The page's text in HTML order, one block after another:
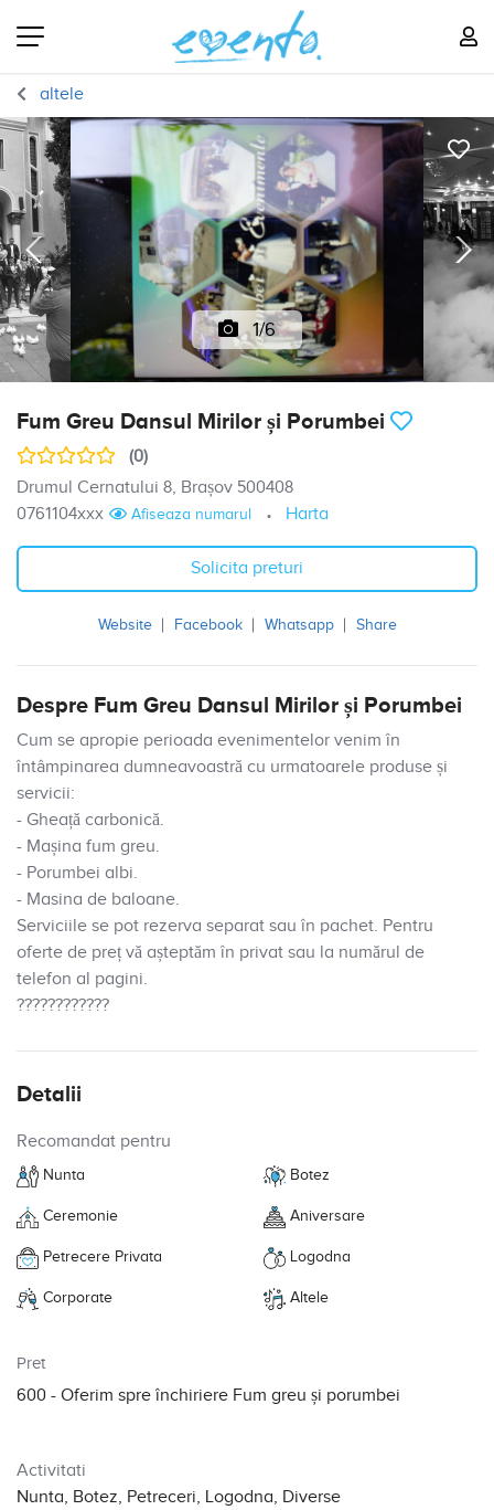
altele
1/6
Fum Greu Dansul Mirilor și Porumbei
(0)
Drumul Cernatului 8, Brașov 500408
0761104xxx
Afiseaza numarul Harta
Solicita preturi
Website Facebook Whatsapp Share
Despre Fum Greu Dansul Mirilor și Porumbei
Cum se apropie perioada evenimentelor venim în
întâmpinarea dumneavoastră cu urmatoarele produse și
servicii:
- Gheață carbonică.
- Mașina fum greu.
- Porumbei albi.
- Masina de baloane.
Serviciile se pot rezerva separat sau în pachet. Pentru
oferte de preț vă așteptăm în privat sau la numărul de
telefon al pagini.
????????????
Detalii
Recomandat pentru
Nunta Botez
Ceremonie Aniversare
Petrecere Privata Logodna
Corporate Altele
Pret
600 - Oferim spre închiriere Fum greu și porumbei
Activitati
Nunta, Botez, Petreceri, Logodna, Diverse